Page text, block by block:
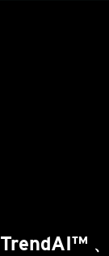
TrendAI™ 、